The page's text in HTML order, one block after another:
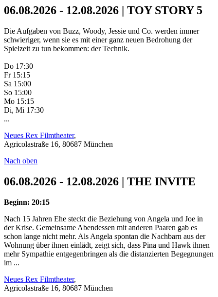
06.08.2026 - 12.08.2026 | TOY STORY 5
Die Aufgaben von Buzz, Woody, Jessie und Co. werden immer
schwieriger, wenn sie es mit einer ganz neuen Bedrohung der
Spielzeit zu tun bekommen: der Technik.
Do 17:30
Fr 15:15
Sa 15:00
So 15:00
Mo 15:15
Di, Mi 17:30
...
Neues Rex Filmtheater,
Agricolastraße 16, 80687 München
Nach oben
06.08.2026 - 12.08.2026 | THE INVITE
Beginn: 20:15
Nach 15 Jahren Ehe steckt die Beziehung von Angela und Joe in
der Krise. Gemeinsame Abendessen mit anderen Paaren gab es
schon lange nicht mehr. Als Angela spontan die Nachbarn aus der
Wohnung über ihnen einlädt, zeigt sich, dass Pina und Hawk ihnen
mehr Sympathie entgegenbringen als die distanzierten Begegnungen
im ...
Neues Rex Filmtheater,
Agricolastraße 16, 80687 München